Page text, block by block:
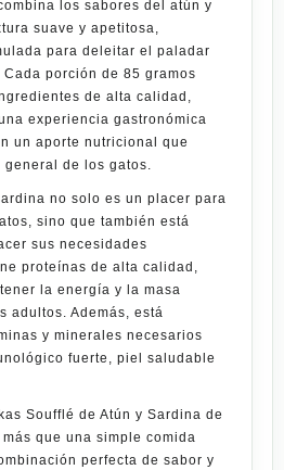
los sabores del atún y
suave y apetitosa,
para deleitar el paladar
porción de 85 gramos
de alta calidad,
experiencia gastronómica
un aporte nutricional que
de los gatos.
no solo es un placer para
sino que también está
sus necesidades
proteínas de alta calidad,
la energía y la masa
adultos. Además, está
y minerales necesarios
fuerte, piel saludable
Soufflé de Atún y Sardina de
que una simple comida
perfecta de sabor y